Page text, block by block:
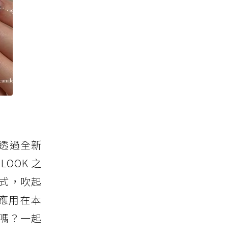
過全新
之
，吹起
用在本
？一起